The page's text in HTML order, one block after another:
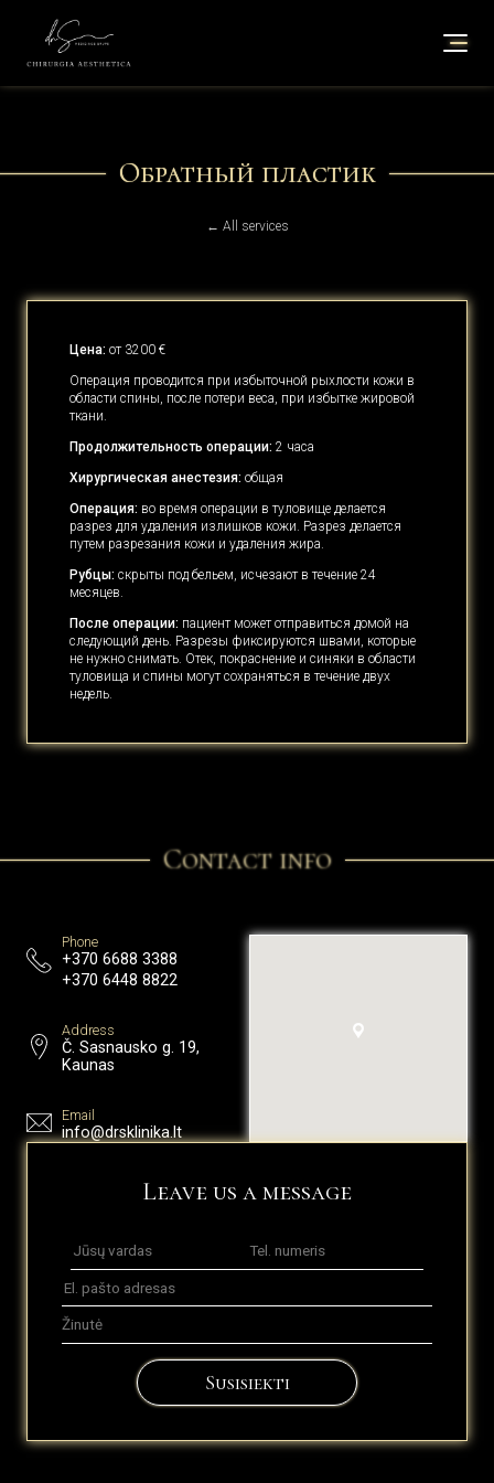
Обратный пластик
← All services
Цена: от 3200 €
Операция проводится при избыточной рыхлости кожи в
области спины, после потери веса, при избытке жировой
ткани.
Продолжительность операции: 2 часа
Хирургическая анестезия: общая
Операция: во время операции в туловище делается
разрез для удаления излишков кожи. Разрез делается
путем разрезания кожи и удаления жира.
Рубцы: скрыты под бельем, исчезают в течение 24
месяцев.
После операции: пациент может отправиться домой на
следующий день. Разрезы фиксируются швами, которые
не нужно снимать. Отек, покраснение и синяки в области
туловища и спины могут сохраняться в течение двух
недель.
Contact info
Phone
+370 6688 3388
+370 6448 8822
Address
Č. Sasnausko g. 19,
Kaunas
Email
info@drsklinika.lt
Leave us a message
Susisiekti